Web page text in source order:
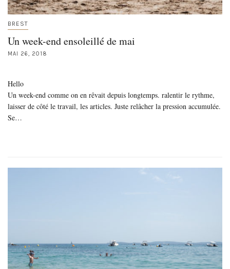
BREST
Un week-end ensoleillé de mai
MAI 26, 2018
Hello
Un week-end comme on en rêvait depuis longtemps. ralentir le rythme,
laisser de côté le travail, les articles. Juste relâcher la pression accumulée.
Se…